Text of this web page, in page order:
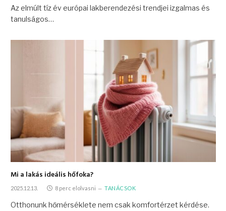
Az elmúlt tíz év európai lakberendezési trendjei izgalmas és
tanulságos…
Mi a lakás ideális hőfoka?
2025.12.13. 8 perc elolvasni TANÁCSOK
Otthonunk hőmérséklete nem csak komfortérzet kérdése.